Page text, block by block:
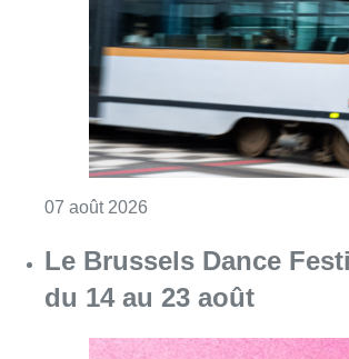
07 août 2026
Le Brussels Dance
du 14 au 23 août